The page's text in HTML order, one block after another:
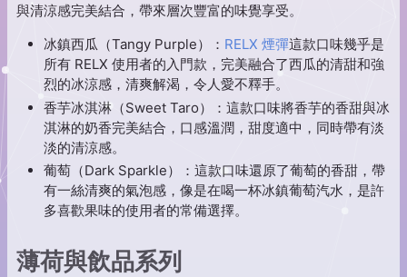
與清涼感完美結合，帶來層次豐富的味覺享受。
冰鎮西瓜（Tangy Purple）： RELX 煙彈這款口味幾乎是
所有 RELX 使用者的入門款，完美融合了西瓜的清甜和強
烈的冰涼感，清爽解渴，令人愛不釋手。
香芋冰淇淋（Sweet Taro）：這款口味將香芋的香甜與冰
淇淋的奶香完美結合，口感溫潤，甜度適中，同時帶有淡
淡的清涼感。
葡萄（Dark Sparkle）：這款口味還原了葡萄的香甜，帶
有一絲清爽的氣泡感，像是在喝一杯冰鎮葡萄汽水，是許
多喜歡果味的使用者的常備選擇。
薄荷與飲品系列